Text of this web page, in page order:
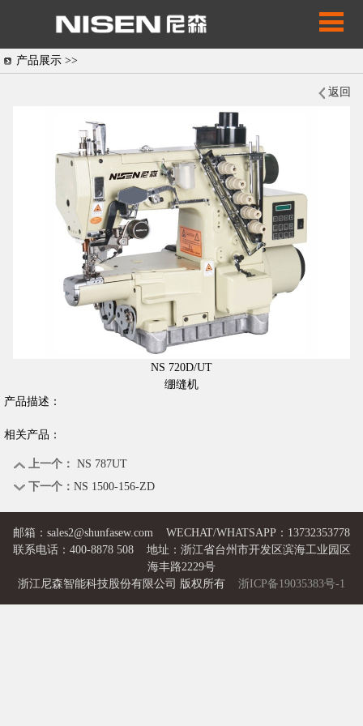
产品展示 >>
返回
NS 720D/UT
绷缝机
产品描述：
相关产品：
上一个： NS 787UT
下一个： NS 1500-156-ZD
邮箱： sales2@shunfasew.com WECHAT/WHATSAPP：13732353778
联系电话：400-8878 508 地址：浙江省台州市开发区滨海工业园区
海丰路2229号
浙江尼森智能科技股份有限公司 版权所有 浙ICP备19035383号-1